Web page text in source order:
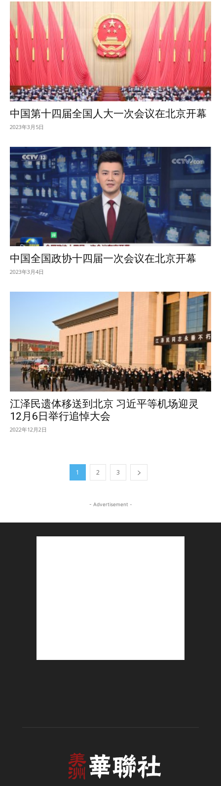
中国第十四届全国人大一次会议在北京开幕
2023年3月5日
中国全国政协十四届一次会议在北京开幕
2023年3月4日
江泽民遗体移送到北京 习近平等机场迎灵
12月6日举行追悼大会
2022年12月2日
1 2 3
- Advertisement -